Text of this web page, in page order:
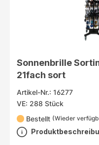
Sonnenbrille
21fach sort
Artikel-Nr.: 16277
VE: 288 Stück
Bestellt (Wieder